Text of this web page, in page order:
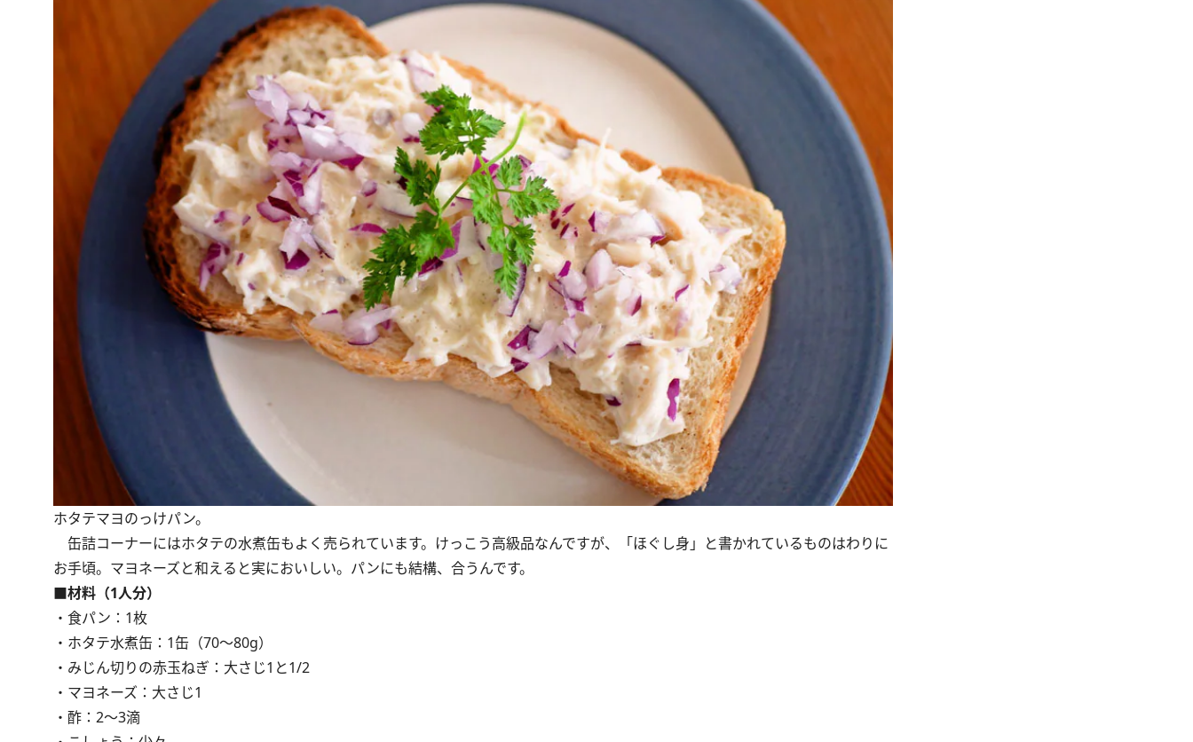
ホタテマヨのっけパン。
缶詰コーナーにはホタテの水煮缶もよく売られています。けっこう高級品なんですが、「ほぐし身」と書かれているものはわりに
お手頃。マヨネーズと和えると実においしい。パンにも結構、合うんです。
■材料（1人分）
・食パン：1枚
・ホタテ水煮缶：1缶（70～80g）
・みじん切りの赤玉ねぎ：大さじ1と1/2
・マヨネーズ：大さじ1
・酢：2～3滴